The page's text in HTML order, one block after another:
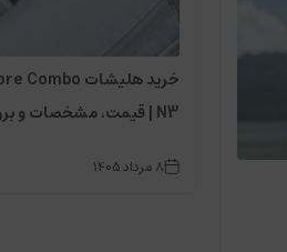
N3 | قیمت، مشخصات و بررسی کامل
8مرداد1405